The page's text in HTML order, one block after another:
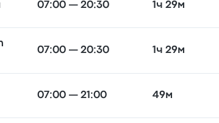
07:00 — 20:30 1ч 29м
07:00 — 20:30 1ч 29м
07:00 — 21:00 49м